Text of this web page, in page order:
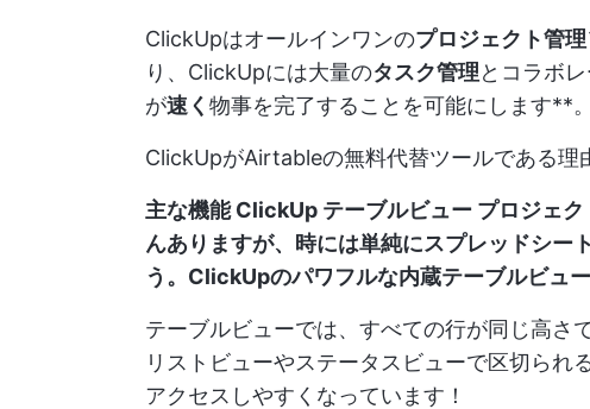
ClickUpはオールインワンのプロジェクト管
り、ClickUpには大量のタスク管理とコラボ
が速く 物事を完了することを可能にします**。
ClickUpがAirtableの無料代替ツールである理
主な機能ClickUp テーブルビュー プロジェ
んありますが、時には単純にスプレッドシー
う。ClickUpのパワフルな内蔵テーブルビュー
テーブルビューでは、すべての行が同じ高さ
リストビューやステータスビューで区切られ
アクセスしやすくなっています！